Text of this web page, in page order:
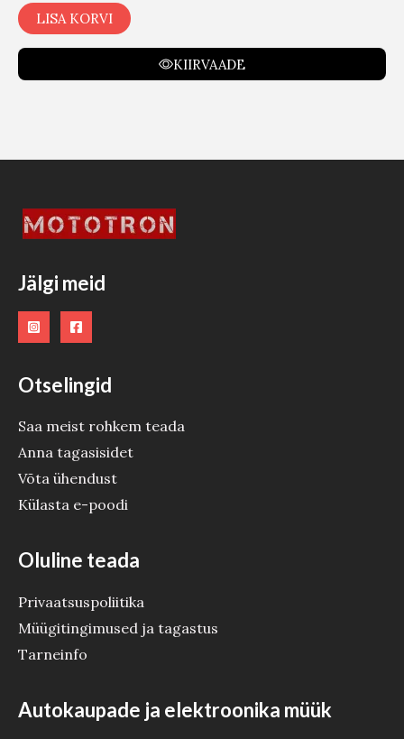
LISA KORVI
KIIRVAADE
Jälgi meid
Otselingid
Saa meist rohkem teada
Anna tagasisidet
Võta ühendust
Külasta e-poodi
Oluline teada
Privaatsuspoliitika
Müügitingimused ja tagastus
Tarneinfo
Autokaupade ja elektroonika müük